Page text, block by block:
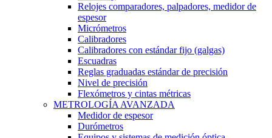
Relojes comparadores, palpadores, medidor de
espesor
Micrómetros
Calibradores
Calibradores con estándar fijo (galgas)
Escuadras
Reglas graduadas estándar de precisión
Nivel de precisión
Flexómetros y cintas métricas
METROLOGÍA AVANZADA
Medidor de espesor
Durómetros